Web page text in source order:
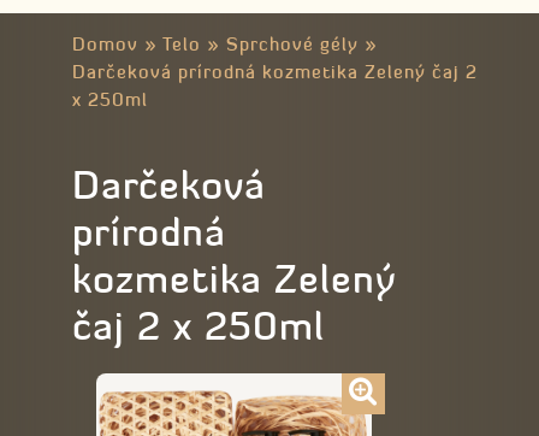
Domov » Telo » Sprchové gély »
Darčeková prírodná kozmetika Zelený čaj 2
x 250ml
Darčeková
prírodná
kozmetika Zelený
čaj 2 x 250ml